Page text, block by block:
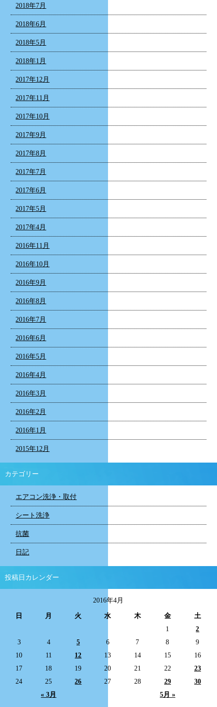
2018年7月
2018年6月
2018年5月
2018年1月
2017年12月
2017年11月
2017年10月
2017年9月
2017年8月
2017年7月
2017年6月
2017年5月
2017年4月
2016年11月
2016年10月
2016年9月
2016年8月
2016年7月
2016年6月
2016年5月
2016年4月
2016年3月
2016年2月
2016年1月
2015年12月
カテゴリー
エアコン洗浄・取付
シート洗浄
抗菌
日記
投稿日カレンダー
2016年4月
日 月 火 水 木 金 土
« 3月 5月 »
1
2
3
4 5 6 7 8
9
10
11 12 13 14 15
16
17
18 19 20 21 22
23
24
25 26 27 28 29 30